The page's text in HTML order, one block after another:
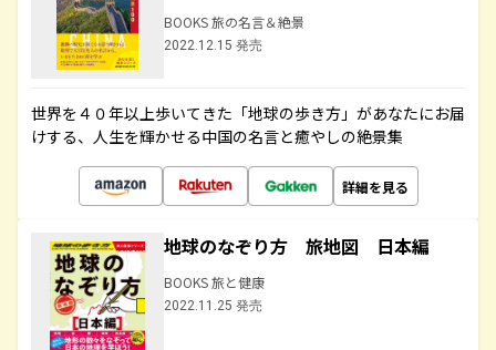
BOOKS 旅の名言＆絶景
2022.12.15 発売
世界を４０年以上歩いてきた「地球の歩き方」があなたにお届
けする、人生を輝かせる中国の名言と癒やしの絶景集
詳細を見る
地球のなぞり方 旅地図 日本編
BOOKS 旅と健康
2022.11.25 発売